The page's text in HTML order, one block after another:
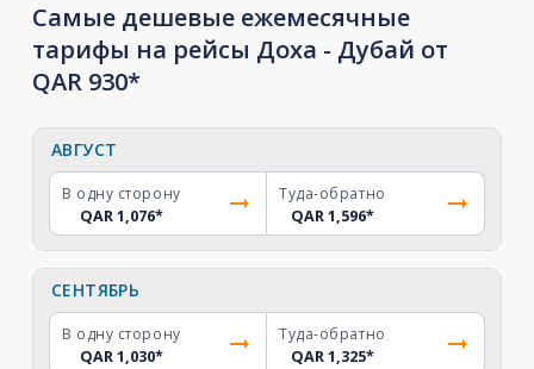
Самые дешевые ежемесячные
тарифы на рейсы Доха - Дубай от
QAR 930*
АВГУСТ
В одну сторону
QAR 1,076*
Туда-обратно
QAR 1,596*
СЕНТЯБРЬ
В одну сторону
QAR 1,030*
Туда-обратно
QAR 1,325*